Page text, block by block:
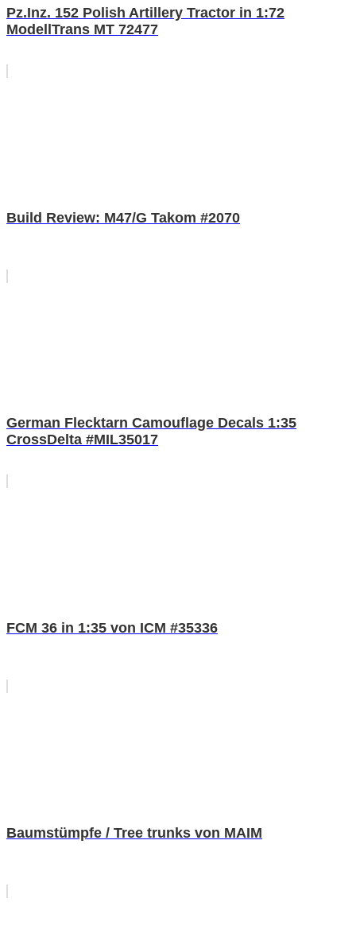
Pz.Inz. 152 Polish Artillery Tractor in 1:72
ModellTrans MT 72477
Build Review: M47/G Takom #2070
German Flecktarn Camouflage Decals 1:35
CrossDelta #MIL35017
FCM 36 in 1:35 von ICM #35336
Baumstümpfe / Tree trunks von MAIM